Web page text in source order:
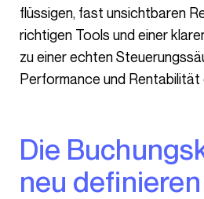
flüssigen, fast unsichtbaren
richtigen Tools und einer
zu einer echten
Performance und Rentabilität
Die Buchungskontierung
neu definieren